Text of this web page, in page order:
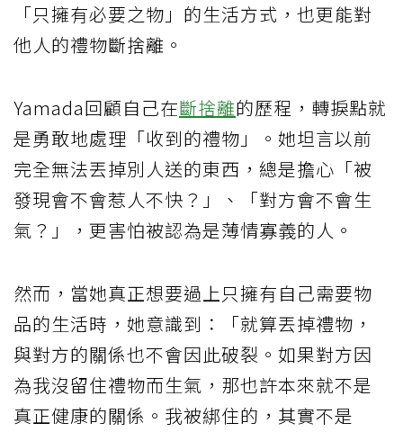
「只擁有必要之物」的生活方式，也更能對
他人的禮物斷捨離。
Yamada回顧自己在斷捨離的歷程，轉捩點就
是勇敢地處理「收到的禮物」。她坦言以前
完全無法丟掉別人送的東西，總是擔心「被
發現會不會惹人不快？」、「對方會不會生
氣？」，更害怕被認為是薄情寡義的人。
然而，當她真正想要過上只擁有自己需要物
品的生活時，她意識到：「就算丟掉禮物，
與對方的關係也不會因此破裂。如果對方因
為我沒留住禮物而生氣，那也許本來就不是
真正健康的關係。我被綁住的，其實不是